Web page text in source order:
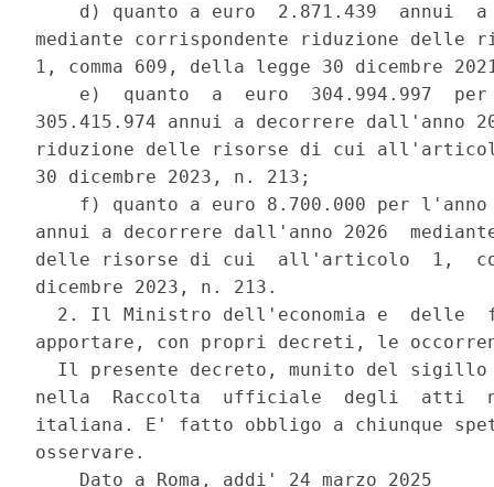
d) quanto a euro  2.871.439  annui
mediante corrispondente riduzione
1, comma 609, della legge 30 dicembre
e)  quanto  a  euro  304.994.997
305.415.974 annui a decorrere dall'anno
riduzione delle risorse di cui
30 dicembre 2023, n. 213;
f) quanto a euro 8.700.000 per
annui a decorrere dall'anno 2026
delle risorse di cui  all'articolo  1,
dicembre 2023, n. 213.
2. Il Ministro dell'economia e  delle
apportare, con propri decreti, le
Il presente decreto, munito del
nella  Raccolta  ufficiale  degli  atti
italiana. E' fatto obbligo a chiunque
osservare.
    Dato a Roma, addi' 24 marzo 2025